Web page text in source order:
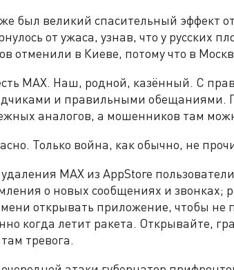
был великий спасительный эффект
от ужаса, узнав, что у русских
отменили в Киеве, потому что в
MAX. Наш, родной, казённый. С
и правильными обещаниями.
аналогов, а мошенников там
Только война, как обычно, не
MAX из AppStore
о новых сообщениях и звонках;
открывать приложение, чтобы не
когда летит ракета. Открывайте,
тревога.